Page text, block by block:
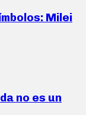
Milei
no es un